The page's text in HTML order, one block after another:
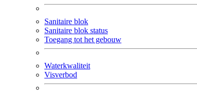
Sanitaire blok
Sanitaire blok status
Toegang tot het gebouw
Waterkwaliteit
Visverbod